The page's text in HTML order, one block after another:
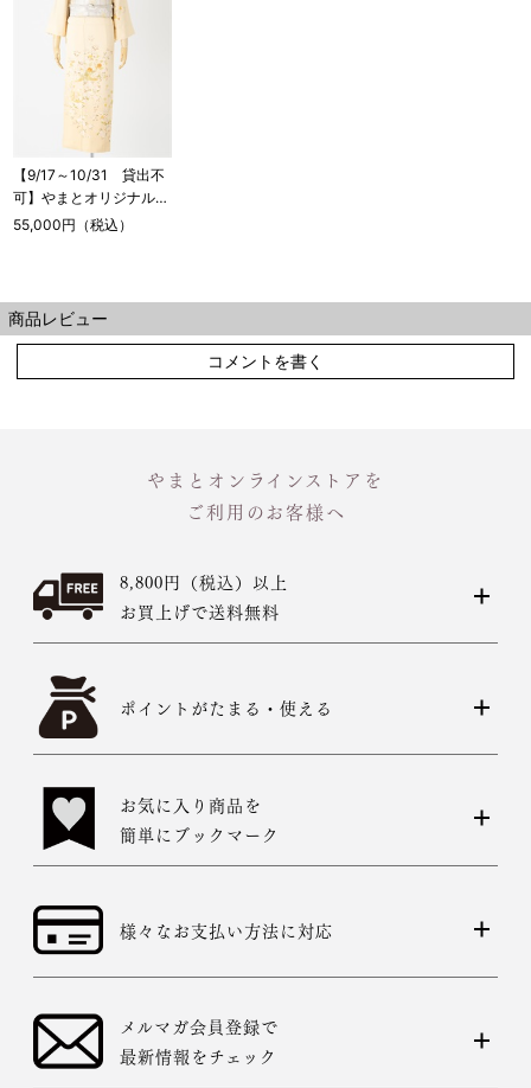
【9/17～10/31 貸出不
可】やまとオリジナル訪
問着レンタル 凛彩 ク
55,000円（税込）
商品レビュー
コメントを書く
やまとオンラインストアを
ご利用のお客様へ
8,800円（税込）以上
お買上げで送料無料
ポイントがたまる・使える
お気に入り商品を
簡単にブックマーク
様々なお支払い方法に対応
メルマガ会員登録で
最新情報をチェック